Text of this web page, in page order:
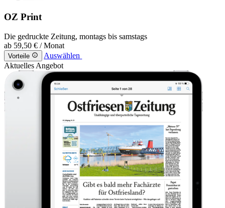
OZ Print
Die gedruckte Zeitung, montags bis samstags
ab 59,50 € / Monat
Vorteile
Auswählen
Aktuelles Angebot